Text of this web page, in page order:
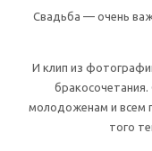
По именам
По годам
Свадьба — очень
И клип из
молодоженам и всем
того